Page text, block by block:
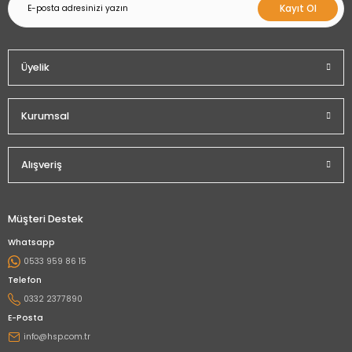
Kayıt Ol
Üyelik
Kurumsal
Alışveriş
Müşteri Destek
Whatsapp
0533 959 86 15
Telefon
0332 2377890
E-Posta
info@hsp.com.tr